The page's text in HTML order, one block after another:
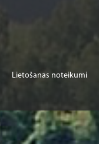
Lietošanas noteikumi